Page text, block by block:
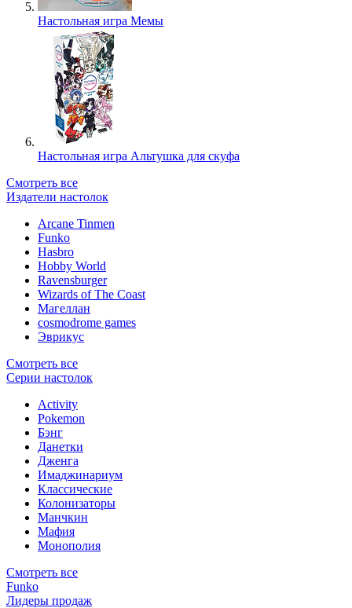
Настольная игра Мемы
Настольная игра Альтушка для скуфа
Смотреть все
Издатели настолок
Arcane Tinmen
Funko
Hasbro
Hobby World
Ravensburger
Wizards of The Coast
Магеллан
сosmodrome games
Эврикус
Смотреть все
Серии настолок
Activity
Pokemon
Бэнг
Данетки
Дженга
Имаджинариум
Классические
Колонизаторы
Манчкин
Мафия
Монополия
Смотреть все
Funko
Лидеры продаж